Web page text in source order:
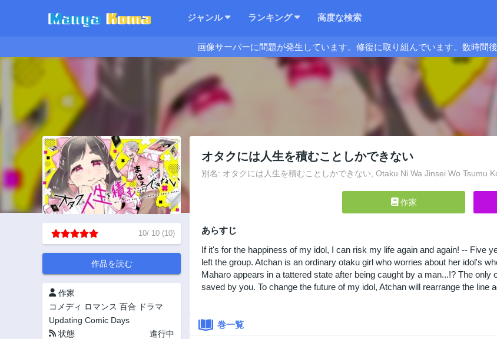
ジャンル ランキング 高度な検索
画像サーバーに問題が発生しています。修復に取り組んでいます。数時間
10/ 10 (10)
作品を読む
作家
コメディ ロマンス 百合
ドラマ
Updating Comic Days
状態
進行中
オタクには人生を積むことしかできない
別名: オタクには人生を積むことしかできない, Otaku Ni Wa Jinsei Wo Tsumu
作家
あらすじ
If it's for the happiness of my idol, I can risk my life again and again! -- Five
left the group. Atchan is an ordinary otaku girl who worries about her idol's
Maharo appears in a tattered state after being caught by a man...!? The
saved by you. To change the future of my idol, Atchan will rearrange the line
巻一覧